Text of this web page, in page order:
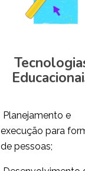
Planejamento e
execução para
de pessoas;